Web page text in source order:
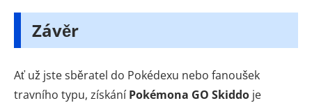
Závěr
Ať už jste sběratel do Pokédexu nebo fanoušek
travního typu, získáníPokémona GO Skiddo je